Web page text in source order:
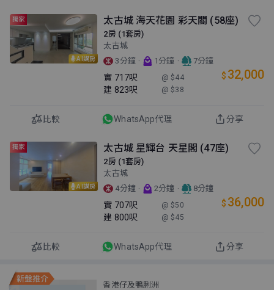
AI講房
獨家 太古城 海天花園 彩天閣 (58座)
2房 (1套房)
太古城
3分鐘 · 1分鐘 · 7分鐘
實 717呎 @ $44
建 823呎 @ $38
$ 32,000
比較 WhatsApp代理 分享
AI講房
獨家 太古城 星輝台 天星閣 (47座)
2房 (1套房)
太古城
4分鐘 · 2分鐘 · 8分鐘
實 707呎 @ $50
建 800呎 @ $45
$ 36,000
比較 WhatsApp代理 分享
香港仔及鴨脷洲